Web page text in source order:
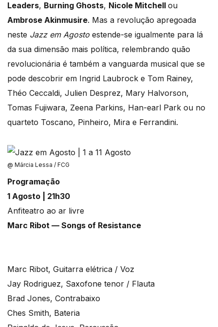
Leaders, Burning Ghosts, Nicole Mitchell ou
Ambrose Akinmusire. Mas a revolução apregoada
neste Jazz em Agosto estende-se igualmente para lá
da sua dimensão mais política, relembrando quão
revolucionária é também a vanguarda musical que se
pode descobrir em Ingrid Laubrock e Tom Rainey,
Théo Ceccaldi, Julien Desprez, Mary Halvorson,
Tomas Fujiwara, Zeena Parkins, Han-earl Park ou no
quarteto Toscano, Pinheiro, Mira e Ferrandini.
@ Márcia Lessa / FCG
Programação
1 Agosto | 21h30
Anfiteatro ao ar livre
Marc Ribot — Songs of Resistance
Marc Ribot, Guitarra elétrica / Voz
Jay Rodriguez, Saxofone tenor / Flauta
Brad Jones, Contrabaixo
Ches Smith, Bateria